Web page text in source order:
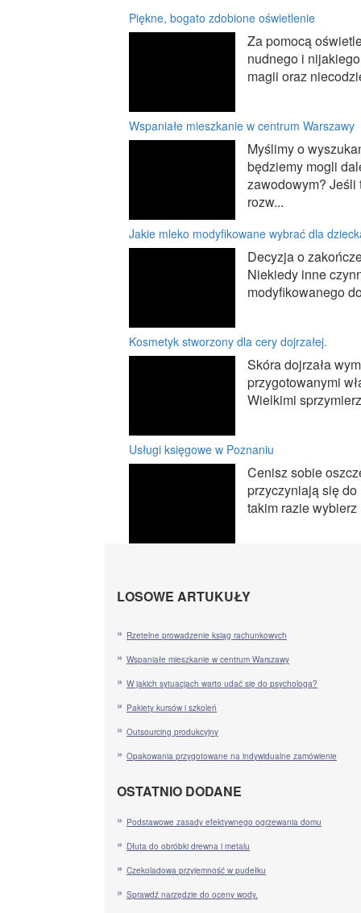
Piękne, bogato zdobione oświetlenie
Za pomocą
nudnego i
magii oraz
Wspaniałe mieszkanie w centrum Warszawy
Myślimy o
będziemy mogli
zawodowym? Jeśli
rozw...
Jakie mleko modyfikowane wybrać dla
Decyzja o
Niekiedy inne
modyfikowanego
Kosmetyk stworzony dla cery dojrzałej.
Skóra dojrzała
przygotowanymi
Wielkimi
Usługi księgowe w Poznaniu
Cenisz sobie
przyczyniają się do
takim razie
LOSOWE ARTUKUŁY
Rzetelne prowadzenie ksiąg rachunkowych
Wspaniałe mieszkanie w centrum Warszawy
W jakich sytuacjach warto udać się do psychologa?
Pakiety kursów i szkoleń
Outsourcing produkcyjny
Opakowania przygotowane na indywidualne zamówienie
OSTATNIO DODANE
Podstawowe zasady efektywnego ogrzewania domu
Dłuta do obróbki drewna i metalu
Czekoladowa przyjemność w pudełku
Sprawdź narzędzie do oceny wody.